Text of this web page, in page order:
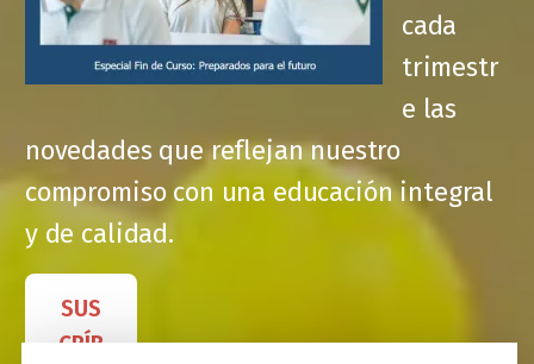
cada
trimestr
e las
novedades que reflejan nuestro
compromiso con una educación integral
y de calidad.
SUS
CRÍB